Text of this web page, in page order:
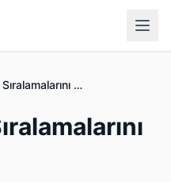
SAT Yüzdelik Sıralamalarını Anlama